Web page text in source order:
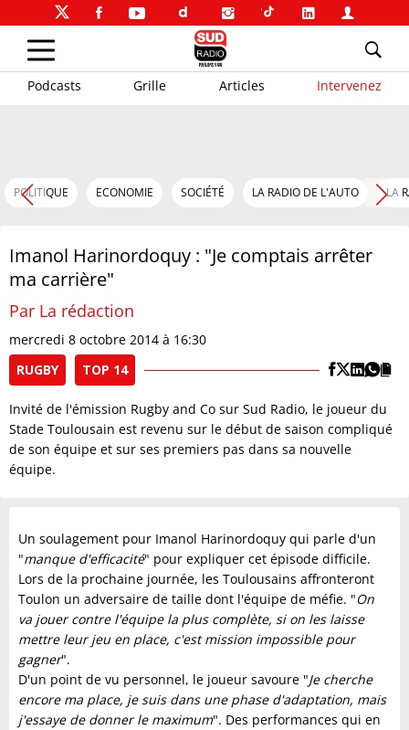
Podcasts Grille Articles Intervenez
POLITIQUE ECONOMIE SOCIÉTÉ LA RADIO DE L'AUTO LA
Imanol Harinordoquy : "Je comptais arrêter
ma carrière"
Par La rédaction
mercredi 8 octobre 2014 à 16:30
RUGBY
TOP 14
Invité de l'émission Rugby and Co sur Sud Radio, le joueur du
Stade Toulousain est revenu sur le début de saison compliqué
de son équipe et sur ses premiers pas dans sa nouvelle
équipe.
Un soulagement pour Imanol Harinordoquy qui parle d'un
"manque d'efficacité" pour expliquer cet épisode difficile.
Lors de la prochaine journée, les Toulousains affronteront
Toulon un adversaire de taille dont l'équipe de méfie. "On
va jouer contre l'équipe la plus complète, si on les laisse
mettre leur jeu en place, c'est mission impossible pour
gagner".
D'un point de vu personnel, le joueur savoure "Je cherche
encore ma place, je suis dans une phase d'adaptation, mais
j'essaye de donner le maximum". Des performances qui en